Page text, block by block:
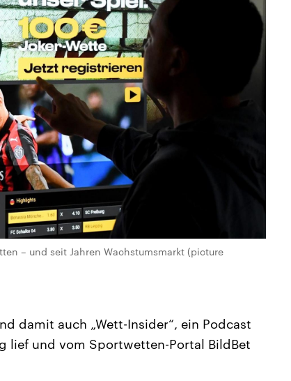
– und seit Jahren Wachstumsmarkt (picture
damit auch „Wett-Insider“, ein Podcast
lief und vom Sportwetten-Portal BildBet